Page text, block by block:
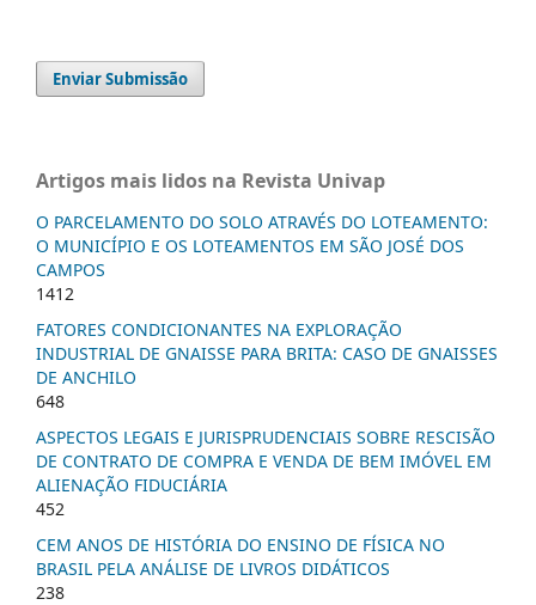
Enviar Submissão
Artigos mais lidos na Revista Univap
O PARCELAMENTO DO SOLO ATRAVÉS DO LOTEAMENTO:
O MUNICÍPIO E OS LOTEAMENTOS EM SÃO JOSÉ DOS
CAMPOS
1412
FATORES CONDICIONANTES NA EXPLORAÇÃO
INDUSTRIAL DE GNAISSE PARA BRITA: CASO DE GNAISSES
DE ANCHILO
648
ASPECTOS LEGAIS E JURISPRUDENCIAIS SOBRE RESCISÃO
DE CONTRATO DE COMPRA E VENDA DE BEM IMÓVEL EM
ALIENAÇÃO FIDUCIÁRIA
452
CEM ANOS DE HISTÓRIA DO ENSINO DE FÍSICA NO
BRASIL PELA ANÁLISE DE LIVROS DIDÁTICOS
238